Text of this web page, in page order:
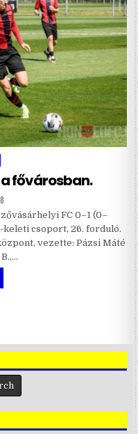
fővárosban.
FC 0–1 (0–
keleti csoport, 26. forduló.
vezette: Pázsi Máté